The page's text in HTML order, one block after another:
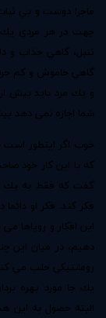
ماجرا دوست و بي
جهت در هر مردي يك
تنبل، گاهي جذاب و
گاهي خاموش و كم
و يك مرد بايد بيش
شما اجازه نمي دهد
خوب اگر اينطور است
كه با اين كار خود
گفت كه فقط به يك
فكر كند. فكر او
اين افكار و روياها
دهيم، در ميان اين
رومانتيكي جلب مي
يك جا مورد بهره
البته حصول به اين